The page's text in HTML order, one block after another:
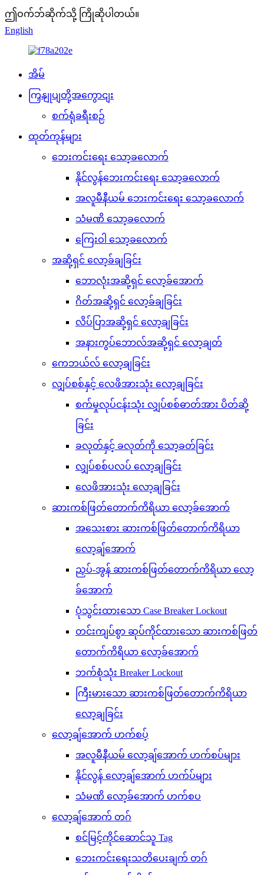
ဤဝက်ဘ်ဆိုက်သို့ ကြိုဆိုပါတယ်။
English
အိမ်
ကြှနျုပျတို့အကွောငျး
စက်ရုံခရီးစဉ်
ထုတ်ကုန်များ
ဘေးကင်းရေး သော့ခလောက်
နိုင်လွန်ဘေးကင်းရေး သော့ခလောက်
အလူမီနီယမ် ဘေးကင်းရေး သော့ခလောက်
သံမဏိ သော့ခလောက်
ကြေးဝါ သော့ခလောက်
အဆို့ရှင် လော့ခ်ချခြင်း
ဘောလုံးအဆို့ရှင် လော့ခ်အောက်
ဂိတ်အဆို့ရှင် လော့ခ်ချခြင်း
လိပ်ပြာအဆို့ရှင် လော့ချခြင်း
အနားကွပ်ဘောလ်အဆို့ရှင် လော့ချတ်
ကေဘယ်လ် လော့ချခြင်း
လျှပ်စစ်နှင့် လေဖိအားသုံး လော့ချခြင်း
စက်မှုလုပ်ငန်းသုံး လျှပ်စစ်ဓာတ်အား ပိတ်ဆို့
ခြင်း
ခလုတ်နှင့် ခလုတ်ကို သော့ခတ်ခြင်း
လျှပ်စစ်ပလပ် လော့ချခြင်း
လေဖိအားသုံး လော့ချခြင်း
ဆားကစ်ဖြတ်တောက်ကိရိယာ လော့ခ်အောက်
အသေးစား ဆားကစ်ဖြတ်တောက်ကိရိယာ
လော့ချ်အောက်
ညှပ်-အွန် ဆားကစ်ဖြတ်တောက်ကိရိယာ လော့
ခ်အောက်
ပုံသွင်းထားသော Case Breaker Lockout
တင်းကျပ်စွာ ဆုပ်ကိုင်ထားသော ဆားကစ်ဖြတ်
တောက်ကိရိယာ လော့ခ်အောက်
ဘက်စုံသုံး Breaker Lockout
ကြီးမားသော ဆားကစ်ဖြတ်တောက်ကိရိယာ
လော့ချခြင်း
လော့ချ်အောက် ဟက်စပ့်
အလူမီနီယမ် လော့ချ်အောက် ဟက်စပ်များ
နိုင်လွန် လော့ချ်အောက် ဟက်ပ်များ
သံမဏိ လော့ခ်အောက် ဟက်စပ
လော့ချ်အောက် တဂ်
စင်မြင့်ကိုင်ဆောင်သူ Tag
ဘေးကင်းရေးသတိပေးချက် တဂ်